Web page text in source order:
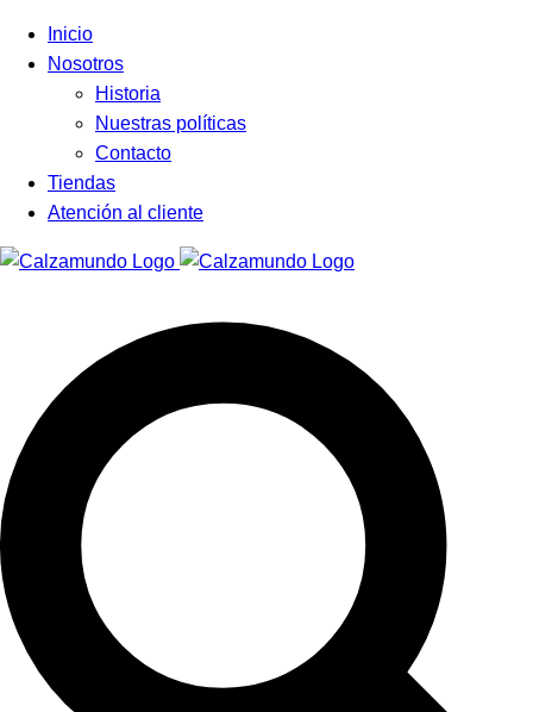
Facebook
Instagram
Tiktok
Inicio
Nosotros
Historia
Nuestras políticas
Contacto
Tiendas
Atención al cliente